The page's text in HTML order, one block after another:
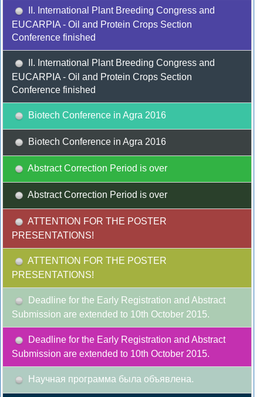
II. International Plant Breeding Congress and
EUCARPIA - Oil and Protein Crops Section
Conference finished
II. International Plant Breeding Congress and
EUCARPIA - Oil and Protein Crops Section
Conference finished
Biotech Conference in Agra 2016
Biotech Conference in Agra 2016
Abstract Correction Period is over
Abstract Correction Period is over
ATTENTION FOR THE POSTER
PRESENTATIONS!
ATTENTION FOR THE POSTER
PRESENTATIONS!
Deadline for the Early Registration and Abstract
Submission are extended to 10th October 2015.
Deadline for the Early Registration and Abstract
Submission are extended to 10th October 2015.
Научная программа была объявлена.